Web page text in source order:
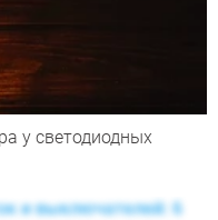
у светодиодных